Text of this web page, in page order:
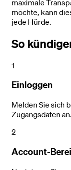
maximale
möchte, kann
jede Hürde.
So
1
Einloggen
Melden Sie sich
Zugangsdaten an.
2
Account-